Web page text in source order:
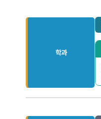
학과